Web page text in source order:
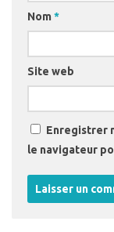
Nom *
Site web
Enregistrer
le navigateur